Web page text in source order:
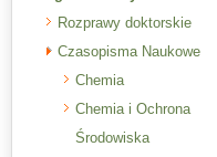
Rozprawy doktorskie
Czasopisma Naukowe
Chemia
Chemia i Ochrona
Środowiska